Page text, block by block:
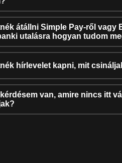
átállni Simple Pay-ről vagy
utalásra hogyan tudom
hírlevelet kapni, mit
van, amire nincs itt